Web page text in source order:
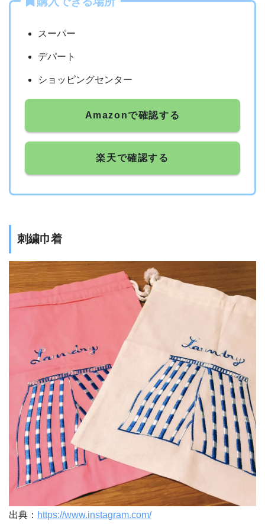
スーパー
デパート
ショッピングセンター
Amazonで確認する
楽天で確認する
刺繍巾着
出典： https://www.instagram.com/